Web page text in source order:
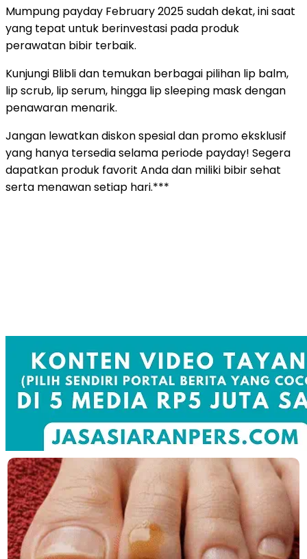
Mumpung payday February 2025 sudah dekat, ini saat
yang tepat untuk berinvestasi pada produk
perawatan bibir terbaik.
Kunjungi Blibli dan temukan berbagai pilihan lip balm,
lip scrub, lip serum, hingga lip sleeping mask dengan
penawaran menarik.
Jangan lewatkan diskon spesial dan promo eksklusif
yang hanya tersedia selama periode payday! Segera
dapatkan produk favorit Anda dan miliki bibir sehat
serta menawan setiap hari.***